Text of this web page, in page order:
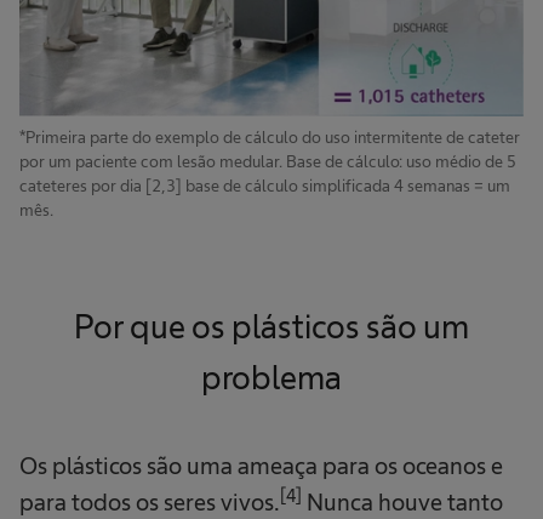
*Primeira parte do exemplo de cálculo do uso intermitente de cateter
por um paciente com lesão medular. Base de cálculo: uso médio de 5
cateteres por dia [2,3] base de cálculo simplificada 4 semanas = um
mês.
Por que os plásticos são um
problema
Os plásticos são uma ameaça para os oceanos e
para todos os seres vivos.[4] Nunca houve tanto